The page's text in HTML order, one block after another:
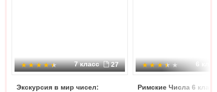
7 класс 27
Экскурсия в мир чисел:
6
Римские Числа 6 класс